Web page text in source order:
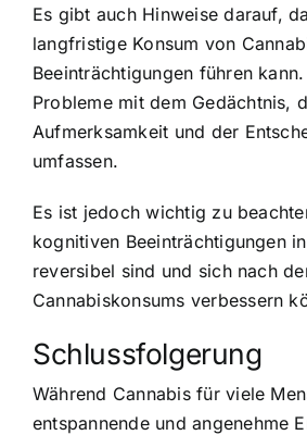
Es gibt auch Hinweise darauf,
langfristige Konsum von
Beeinträchtigungen führen kann
Probleme mit dem Gedächtnis,
Aufmerksamkeit und der
umfassen.
Es ist jedoch wichtig zu
kognitiven Beeinträchtigungen
reversibel sind und sich nach
Cannabiskonsums verbessern
Schlussfolgerung
Während Cannabis für viele
entspannende und angenehme